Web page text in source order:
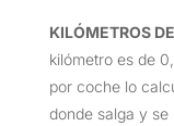
KILÓMETROS
kilómetro es de
por coche lo
donde salga y